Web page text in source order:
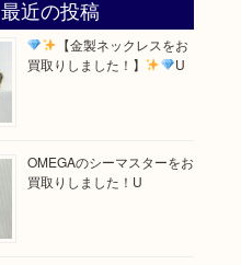
最近の投稿
【金製ネックレスをお
買取りしました！】
U
OMEGAのシーマスターをお
買取りしました！U